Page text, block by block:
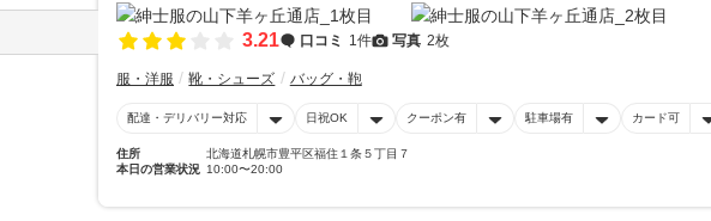
3.21 口コミ 1件 写真 2枚
服・洋服 靴・シューズ バッグ・鞄
配達・デリバリー対応 日祝OK クーポン有 駐車場有 カード可
住所
北海道札幌市豊平区福住１条５丁目７
本日の営業状況 10:00〜20:00